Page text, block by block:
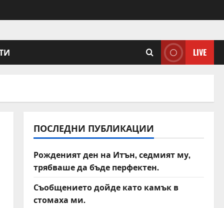
LIVE
ПОСЛЕДНИ ПУБЛИКАЦИИ
Рожденият ден на Итън, седмият му,
трябваше да бъде перфектен.
Съобщението дойде като камък в
стомаха ми.